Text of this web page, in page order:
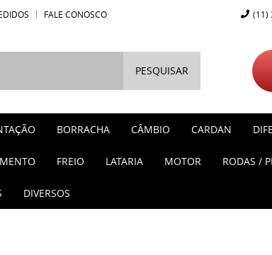
FALE CONOSCO (11)
PESQUISAR
BORRACHA CÂMBIO CARDAN
FREIO LATARIA MOTOR RODAS /
DIVERSOS